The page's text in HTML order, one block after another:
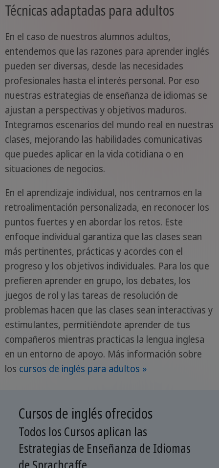
Técnicas adaptadas para adultos
En el caso de nuestros alumnos adultos,
entendemos que las razones para aprender inglés
pueden ser diversas, desde las necesidades
profesionales hasta el interés personal. Por eso
nuestras estrategias de enseñanza de idiomas se
ajustan a perspectivas y objetivos maduros.
Integramos escenarios del mundo real en nuestras
clases, mejorando las habilidades comunicativas
que puedes aplicar en la vida cotidiana o en
situaciones de negocios.
En el aprendizaje individual, nos centramos en la
retroalimentación personalizada, en reconocer los
puntos fuertes y en abordar los retos. Este
enfoque individual garantiza que las clases sean
más pertinentes, prácticas y acordes con el
progreso y los objetivos individuales. Para los que
prefieren aprender en grupo, los debates, los
juegos de rol y las tareas de resolución de
problemas hacen que las clases sean interactivas y
estimulantes, permitiéndote aprender de tus
compañeros mientras practicas la lengua inglesa
en un entorno de apoyo. Más información sobre
los cursos de inglés para adultos »
Cursos de inglés ofrecidos
Todos los Cursos aplican las
Estrategias de Enseñanza de Idiomas
de Sprachcaffe